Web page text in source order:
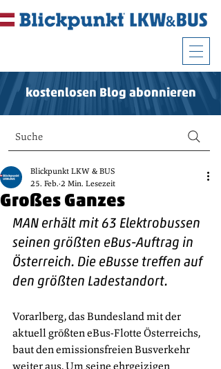
kostenlosen Blog abonnieren
Suche
Großes Ganzes
Blickpunkt LKW & BUS
25. Feb. 2 Min. Lesezeit
MAN erhält mit 63 Elektrobussen
seinen größten eBus-Auftrag in
Österreich. Die eBusse treffen auf
den größten Ladestandort.
Vorarlberg, das Bundesland mit der
aktuell größten eBus-Flotte Österreichs,
baut den emissionsfreien Busverkehr
weiter aus. Um seine ehrgeizigen